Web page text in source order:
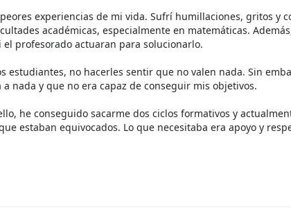
experiencias de mi vida. Sufrí humillaciones, gritos y
académicas, especialmente en matemáticas.
profesorado actuaran para solucionarlo.
estudiantes, no hacerles sentir que no valen nada. Sin
nada y que no era capaz de conseguir mis objetivos.
he conseguido sacarme dos ciclos formativos y
estaban equivocados. Lo que necesitaba era apoyo y